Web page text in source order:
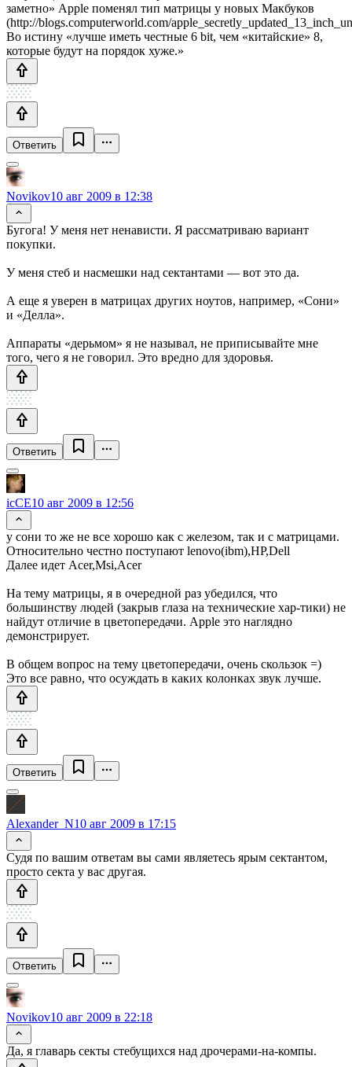
заметно» Apple поменял тип матрицы у новых Макбуков
(http://blogs.computerworld.com/
Во истину «лучше иметь честные 6 bit, чем «китайские» 8,
которые будут на порядок хуже.»
Ответить
Novikov10 авг 2009 в 12:38
Бугога! У меня нет ненависти. Я рассматриваю вариант
покупки.
У меня стеб и насмешки над сектантами — вот это да.
А еще я уверен в матрицах других ноутов, например, «Сони»
и «Делла».
Аппараты «дерьмом» я не называл, не приписывайте мне
того, чего я не говорил. Это вредно для здоровья.
Ответить
icCE10 авг 2009 в 12:56
у сони то же не все хорошо как с железом, так и с матрицами.
Относительно честно поступают lenovo(ibm),HP,Dell
Далее идет Acer,Msi,Acer
На тему матрицы, я в очередной раз убедился, что
большинству людей (закрыв глаза на технические хар-тики) не
найдут отличие в цветопередачи. Apple это наглядно
демонстрирует.
В общем вопрос на тему цветопередачи, очень скользок =)
Это все равно, что осуждать в каких колонках звук лучше.
Ответить
Alexander_N10 авг 2009 в 17:15
Судя по вашим ответам вы сами являетесь ярым сектантом,
просто секта у вас другая.
Ответить
Novikov10 авг 2009 в 22:18
Да, я главарь секты стебущихся над дрочерами-на-компы.